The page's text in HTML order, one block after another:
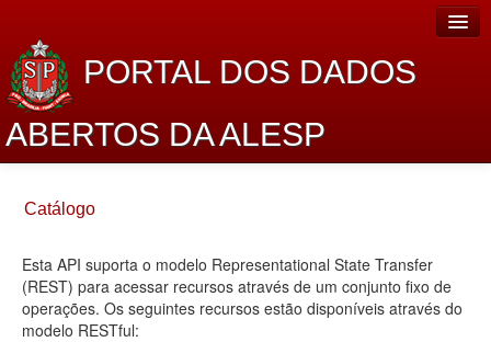
PORTAL DOS DADOS
ABERTOS DA ALESP
Sobre o projeto
Dados Abertos Alesp
Lei de Acesso à Informação
Catálogo
Esta API suporta o modelo Representational State Transfer
(REST) para acessar recursos através de um conjunto fixo de
operações. Os seguintes recursos estão disponíveis através do
modelo RESTful: